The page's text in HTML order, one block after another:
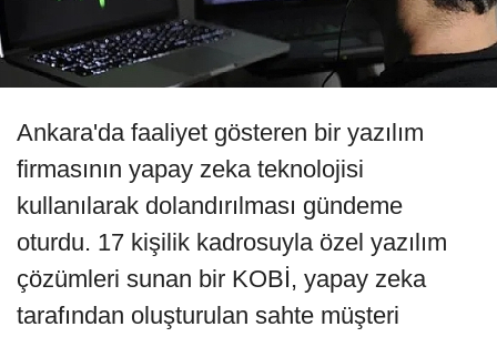
Ankara'da faaliyet gösteren bir yazılım
firmasının yapay zeka teknolojisi
kullanılarak dolandırılması gündeme
oturdu. 17 kişilik kadrosuyla özel yazılım
çözümleri sunan bir KOBİ, yapay zeka
tarafından oluşturulan sahte müşteri